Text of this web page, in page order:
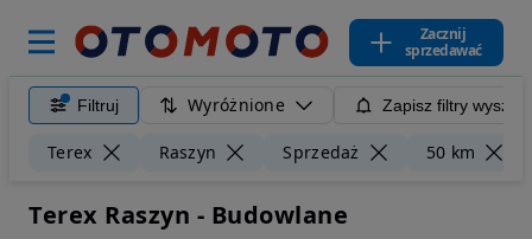
Zacznij
sprzedawać
Filtruj Wyróżnione Zapisz filtry
Terex Raszyn Sprzedaż 50 km
Terex Raszyn - Budowlane